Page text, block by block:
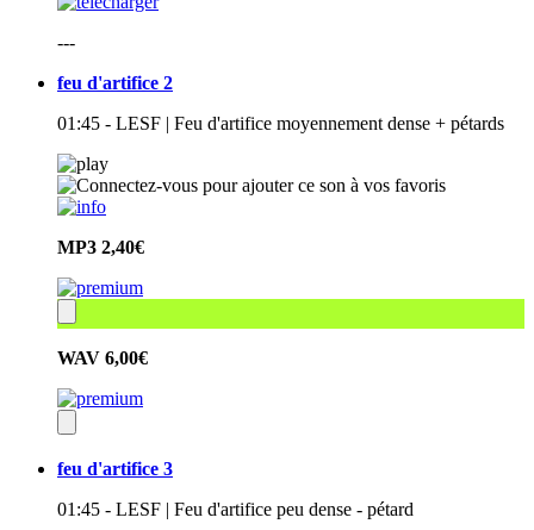
---
feu d'artifice 2
01:45 - LESF | Feu d'artifice moyennement dense + pétards
MP3 2,40€
WAV 6,00€
feu d'artifice 3
01:45 - LESF | Feu d'artifice peu dense - pétard